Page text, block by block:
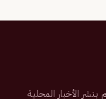
سعودية تم تأسيسها عام 2007م تهتم بنشر الأخبار المحلية